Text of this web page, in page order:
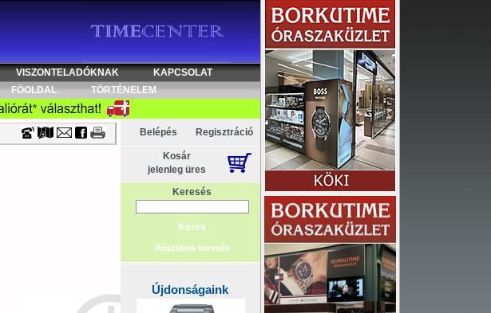
Timecenter
VISZONTELADÓKNAK
KAPCSOLAT
FÖOLDAL TÖRTÉNELEM
Belépés Regisztráció
Kosár
jelenleg üres
Keresés
Részletes keresés
Újdonságaink